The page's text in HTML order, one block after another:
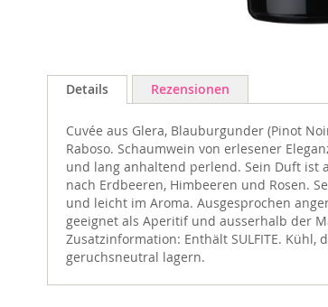
Details
Cuvée aus Glera, Blauburgunder (Pinot
Raboso. Schaumwein von erlesener
und lang anhaltend perlend. Sein Duft ist
nach Erdbeeren, Himbeeren und Rosen.
und leicht im Aroma. Ausgesprochen
geeignet als Aperitif und ausserhalb der
Zusatzinformation: Enthält SULFITE. Kühl,
geruchsneutral lagern.
Rezensionen